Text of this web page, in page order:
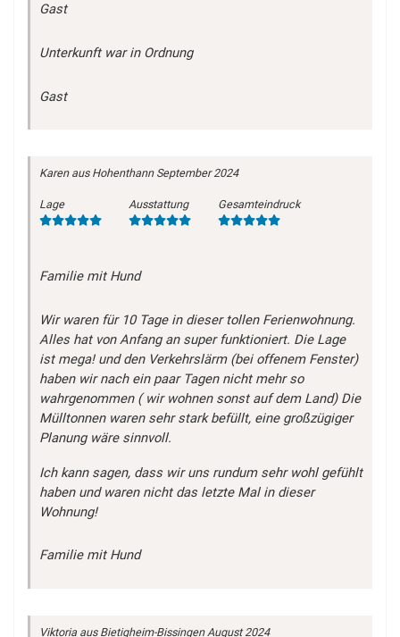
Gast
Unterkunft war in Ordnung
Gast
Karenaus Hohenthann September 2024
Lage Ausstattung Gesamteindruck
Familie mit Hund
Wir waren für 10 Tage in dieser tollen Ferienwohnung.
Alles hat von Anfang an super funktioniert. Die Lage
ist mega! und den Verkehrslärm (bei offenem Fenster)
haben wir nach ein paar Tagen nicht mehr so
wahrgenommen ( wir wohnen sonst auf dem Land) Die
Mülltonnen waren sehr stark befüllt, eine großzügiger
Planung wäre sinnvoll.
Ich kann sagen, dass wir uns rundum sehr wohl gefühlt
haben und waren nicht das letzte Mal in dieser
Wohnung!
Familie mit Hund
Viktoria aus Bietigheim-Bissingen August 2024